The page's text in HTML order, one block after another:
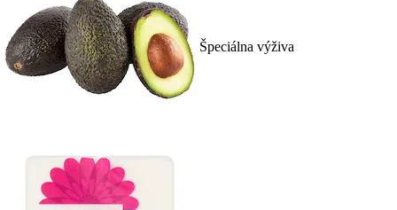
Špeciálna výživa